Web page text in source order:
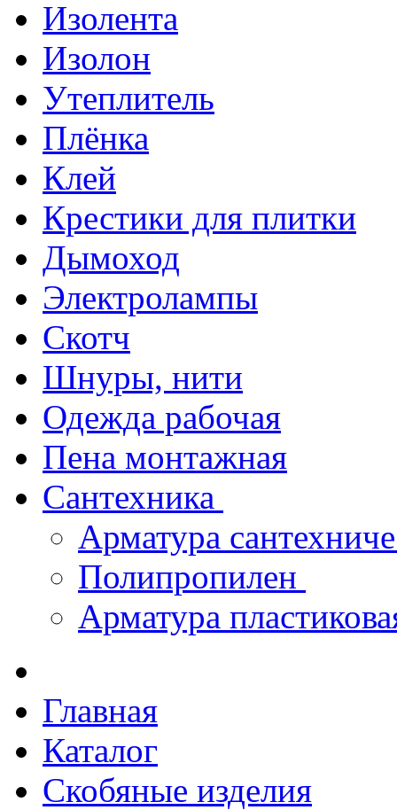
Изолента
Изолон
Утеплитель
Плёнка
Клей
Крестики для плитки
Дымоход
Электролампы
Скотч
Шнуры, нити
Одежда рабочая
Пена монтажная
Сантехника
Арматура
Полипропилен
Арматура
Главная
Каталог
Скобяные изделия